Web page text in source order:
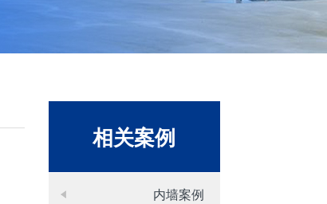
相关案例
内墙案例